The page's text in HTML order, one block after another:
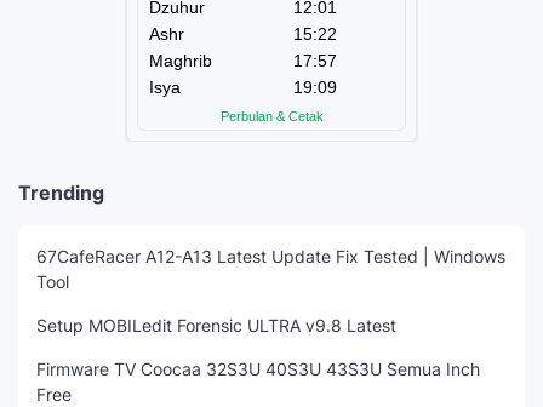
Trending
67CafeRacer A12-A13 Latest Update Fix Tested | Windows
Tool
Setup MOBILedit Forensic ULTRA v9.8 Latest
Firmware TV Coocaa 32S3U 40S3U 43S3U Semua Inch
Free